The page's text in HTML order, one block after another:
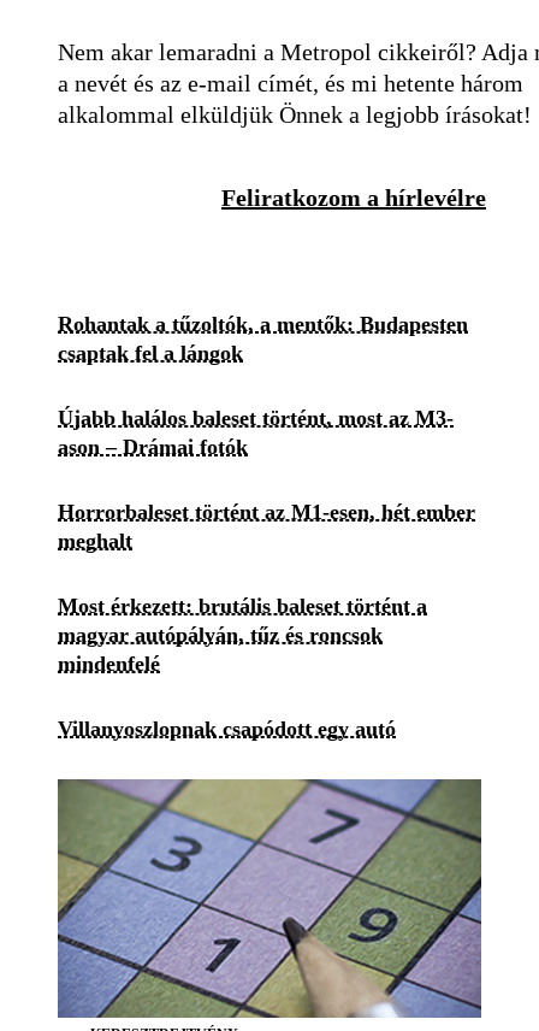
Nem akar lemaradni a Metropol cikkeiről? Adja
a nevét és az e-mail címét, és mi hetente három
alkalommal elküldjük Önnek a legjobb írásokat!
Feliratkozom a hírlevélre
Rohantak a tűzoltók, a mentők: Budapesten
csaptak fel a lángok
Újabb halálos baleset történt, most az M3-
ason – Drámai fotók
Horrorbaleset történt az M1-esen, hét ember
meghalt
Most érkezett: brutális baleset történt a
magyar autópályán, tűz és roncsok
mindenfelé
Villanyoszlopnak csapódott egy autó